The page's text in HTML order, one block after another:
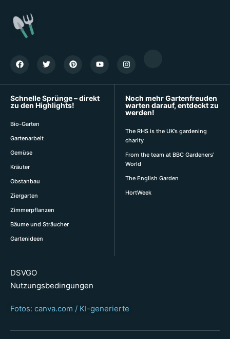
Schnelle Sprünge – direkt
zu den Highlights!
Bio-Garten
Gartenarbeit
Gemüse
Kräuter
Obstanbau
Ziergarten
Zimmerpflanzen
Bäume und Sträucher
Gartenideen
Noch mehr Gartenfreuden
warten darauf, entdeckt zu
werden!
The RHS is the UK’s gardening
charity
From the team at BBC Gardeners‘
World
The English Garden
HortWeek
DSVGO
Nutzungsbedingungen
Fotos: canva.com / KI-generierte